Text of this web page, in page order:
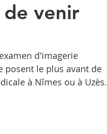
venir
d'imagerie
posent le plus avant de
à Nîmes ou à Uzès.